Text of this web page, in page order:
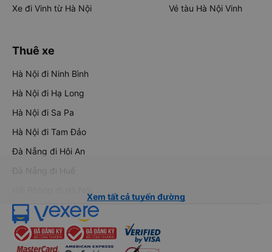
Xe đi Vinh từ Hà Nội
Vé tàu Hà Nội Vinh
Thuê xe
Hà Nội đi Ninh Bình
Hà Nội đi Hạ Long
Hà Nội đi Sa Pa
Hà Nội đi Tam Đảo
Đà Nẵng đi Hội An
Đà Nẵng đi Huế
Xem tất cả tuyến đường